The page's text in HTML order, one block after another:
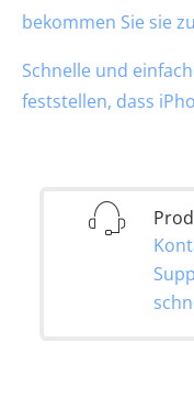
bekommen Sie sie
Schnelle und
feststellen, dass